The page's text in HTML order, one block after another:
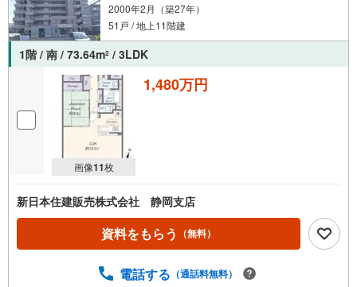
2000年2月（築27年）
51戸 / 地上11階建
1階 / 南 / 73.64m2 / 3LDK
画像11枚
1,480万円
新日本住建販売株式会社 静岡支店
資料をもらう （無料）
電話する （通話料無料）